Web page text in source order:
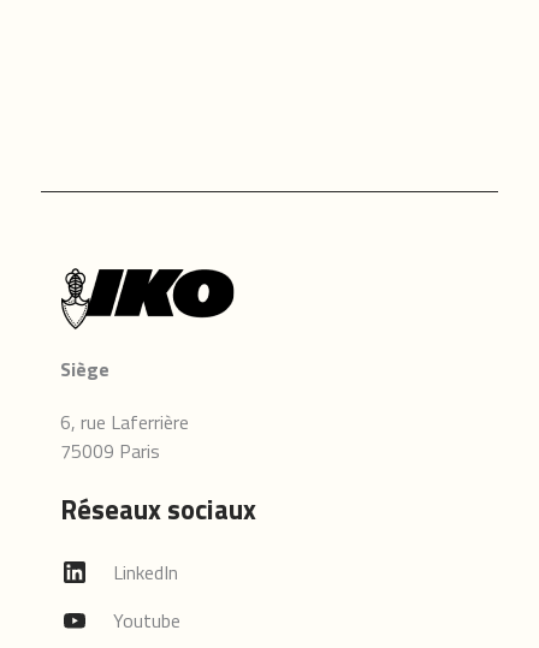
Siège
6, rue Laferrière
75009 Paris
Réseaux sociaux
LinkedIn
Youtube